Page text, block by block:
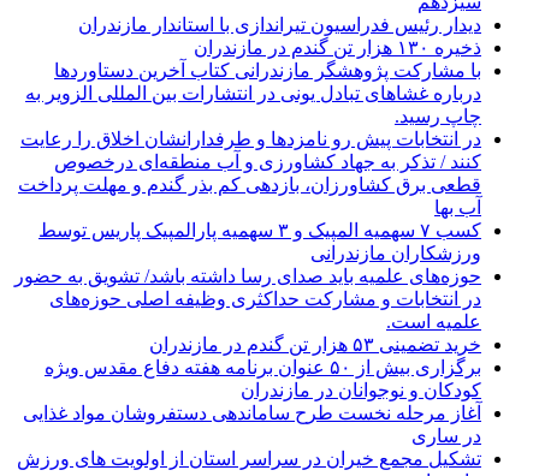
دیدار رئیس فدراسیون تیراندازی با استاندار مازندران
ذخیره ۱۳۰ هزار تن گندم در مازندران
با مشارکت پژوهشگر مازندرانی كتاب آخرین دستاوردها
درباره غشاهای تبادل یونی در انتشارات بین المللی الزویر به
چاپ رسید.
در انتخابات پیش رو نامزدها و طرفدارانشان اخلاق را رعایت
کنند / تذکر به جهاد کشاورزی و آب منطقه‌ای درخصوص
قطعی برق کشاورزان، بازدهی کم بذر گندم و مهلت پرداخت
آب بها
کسب ۷ سهمیه المپیک و ۳ سهمیه پارالمپیک پاریس توسط
ورزشکاران مازندرانی
حوزه‌های علمیه باید صدای رسا داشته باشد/ تشویق به حضور
در انتخابات و مشارکت حداکثری وظیفه اصلی حوزه‌های
علمیه است.
خرید تضمینی ۵۳ هزار تن گندم در مازندران
برگزاری بیش از ۵۰ عنوان برنامه هفته دفاع مقدس ویژه
کودکان و نوجوانان در مازندران
آغاز مرحله نخست طرح ساماندهی دستفروشان مواد غذایی
در ساری
تشکیل مجمع خیران در سراسر استان از اولویت های ورزش